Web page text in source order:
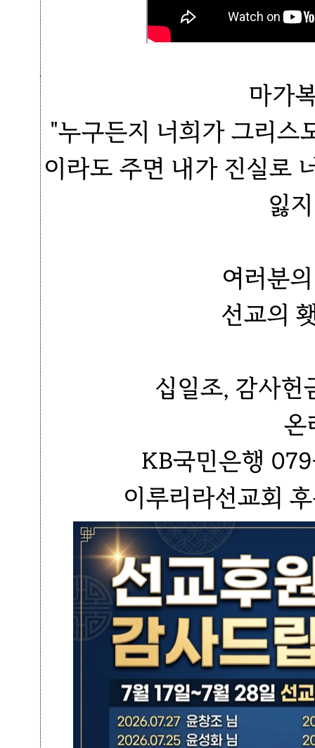
마가
"누구든지 너희가 그리
이라도 주면 내가 진실로
잃
여러분
선교의
십일조, 감사헌
온
KB국민은행
이루리라선교회